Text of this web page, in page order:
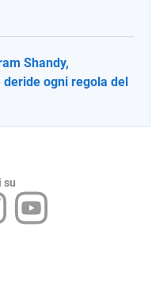
Shandy,
ogni regola del
su